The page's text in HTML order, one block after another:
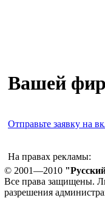
Вашей
Отправьте заявку на
На правах рекламы:
© 2001—2010
Все права защищены.
разрешения